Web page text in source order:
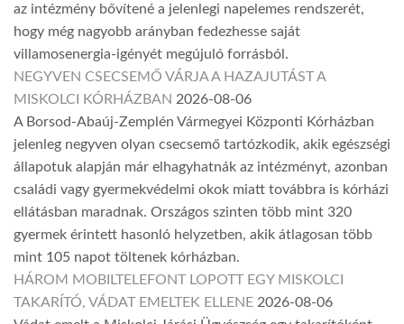
az intézmény bővítené a jelenlegi napelemes rendszerét,
hogy még nagyobb arányban fedezhesse saját
villamosenergia-igényét megújuló forrásból.
NEGYVEN CSECSEMŐ VÁRJA A HAZAJUTÁST A
MISKOLCI KÓRHÁZBAN 2026-08-06
A Borsod-Abaúj-Zemplén Vármegyei Központi Kórházban
jelenleg negyven olyan csecsemő tartózkodik, akik egészségi
állapotuk alapján már elhagyhatnák az intézményt, azonban
családi vagy gyermekvédelmi okok miatt továbbra is kórházi
ellátásban maradnak. Országos szinten több mint 320
gyermek érintett hasonló helyzetben, akik átlagosan több
mint 105 napot töltenek kórházban.
HÁROM MOBILTELEFONT LOPOTT EGY MISKOLCI
TAKARÍTÓ, VÁDAT EMELTEK ELLENE 2026-08-06